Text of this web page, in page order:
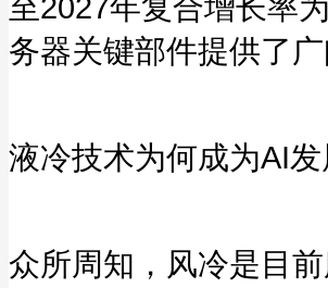
务器关键部件提供了
液冷技术为何成为AI
众所周知，风冷是目